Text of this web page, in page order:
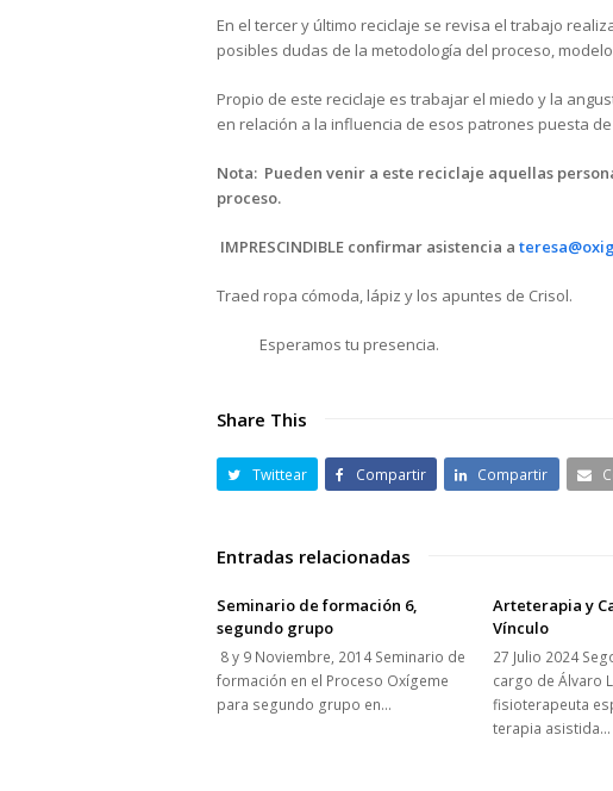
En el tercer y último reciclaje se revisa el trabajo
posibles dudas de la metodología del proceso,
Propio de este reciclaje es trabajar el miedo y la
en relación a la influencia de esos patrones puesta
Nota: Pueden venir a este reciclaje aquellas
proceso.
IMPRESCINDIBLE confirmar asistencia a
Traed ropa cómoda, lápiz y los apuntes de Crisol.
Esperamos tu presencia.
Share This
Twittear Compartir Compartir
Entradas relacionadas
Seminario de formación 6,
segundo grupo
8 y 9 Noviembre, 2014 Seminario de
formación en el Proceso Oxígeme
para segundo grupo en…
Arteterapia y
Vínculo
27 Julio 2024
cargo de Álvaro
fisioterapeuta
terapia asistida…